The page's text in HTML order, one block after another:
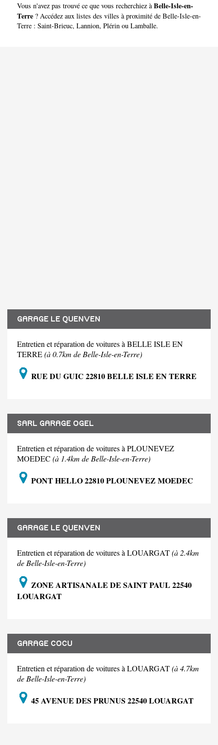
Vous n'avez pas trouvé ce que vous recherchiez àBelle-Isle-en-
Terre ? Accédez aux listes des villes à proximité de Belle-Isle-en-
Terre : Saint-Brieuc, Lannion, Plérin ou Lamballe.
GARAGE LE QUENVEN
Entretien et réparation de voitures à BELLE ISLE EN
TERRE(à 0.7km de Belle-Isle-en-Terre)
RUE DU GUIC 22810 BELLE ISLE EN TERRE
SARL GARAGE OGEL
Entretien et réparation de voitures à PLOUNEVEZ
MOEDEC (à 1.4km de Belle-Isle-en-Terre)
PONT HELLO 22810 PLOUNEVEZ MOEDEC
GARAGE LE QUENVEN
Entretien et réparation de voitures à LOUARGAT(à 2.4km
de Belle-Isle-en-Terre)
ZONE ARTISANALE DE SAINT PAUL 22540
LOUARGAT
GARAGE COCU
Entretien et réparation de voitures à LOUARGAT(à 4.7km
de Belle-Isle-en-Terre)
45 AVENUE DES PRUNUS 22540 LOUARGAT